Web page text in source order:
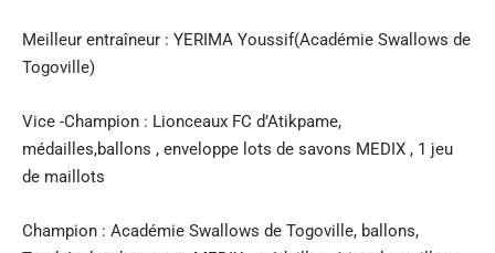
Meilleur entraîneur : YERIMA Youssif(Académie Swallows de
Togoville)
Vice -Champion : Lionceaux FC d’Atikpame,
médailles,ballons , enveloppe lots de savons MEDIX , 1 jeu
de maillots
Champion : Académie Swallows de Togoville, ballons,